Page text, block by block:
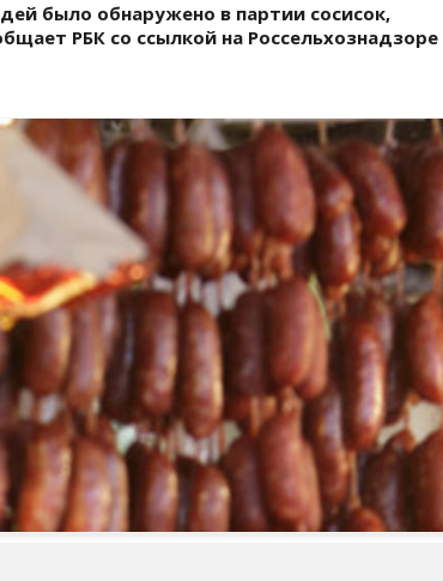
было обнаружено в партии сосисок,
РБК со ссылкой на Россельхознадзоре